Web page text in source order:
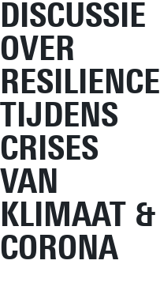
DISCUSSIE
OVER
RESILIENCE
TIJDENS
CRISES
VAN
KLIMAAT &
CORONA